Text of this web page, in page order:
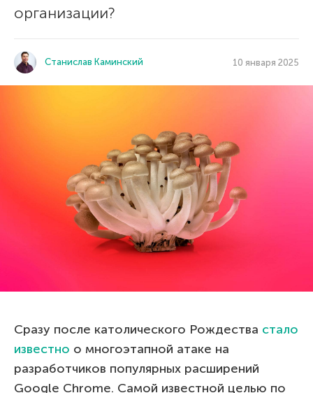
организации?
Станислав Каминский 10 января 2025
Сразу после католического Рождества стало
известно о многоэтапной атаке на
разработчиков популярных расширений
Google Chrome. Самой известной целью по